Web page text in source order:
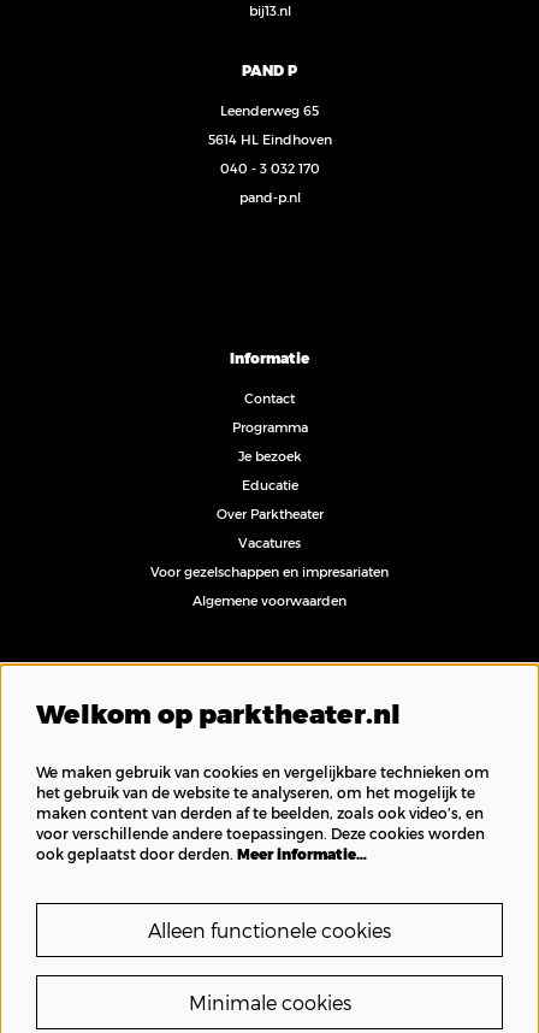
bij13.nl
PAND P
Leenderweg 65
5614 HL Eindhoven
040 - 3 032 170
pand-p.nl
Informatie
Contact
Programma
Je bezoek
Educatie
Over Parktheater
Vacatures
Voor gezelschappen en impresariaten
Algemene voorwaarden
Inschrijven nieuwsbrief
Welkom op parktheater.nl
We maken gebruik van cookies en vergelijkbare technieken om
het gebruik van de website te analyseren, om het mogelijk te
maken content van derden af te beelden, zoals ook video’s, en
voor verschillende andere toepassingen. Deze cookies worden
ook geplaatst door derden. Meer informatie…
Alleen functionele cookies
Minimale cookies